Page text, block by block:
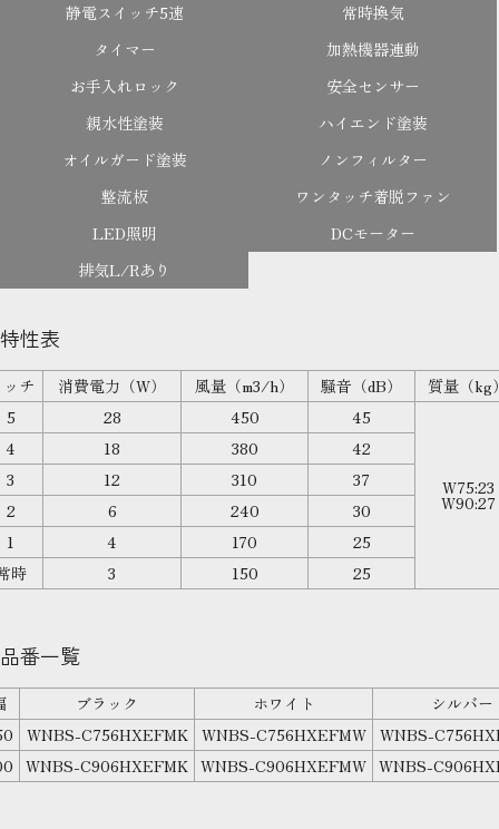
静電スイッチ5速
常時換気
タイマー
加熱機器連動
お手入れロック
安全センサー
親水性塗装
ハイエンド塗装
オイルガード塗装
ノンフィルター
整流板
ワンタッチ着脱ファン
LED照明
DCモーター
排気L/Rあり
特性表
チ 消費電力（W） 風量（m3/h） 騒音（dB）
質量（kg
5
28 450 45
W75:23
W90:27
4 18 380
42
3
12 310
37
2
6 240
30
1
4 170
25
時
3 150 25
品番一覧
ブラック ホワイト
シルバー
WNBS-C756HXEFMK WNBS-C756HXEFMW
WNBS-
WNBS-C906HXEFMK WNBS-C906HXEFMW WNBS-